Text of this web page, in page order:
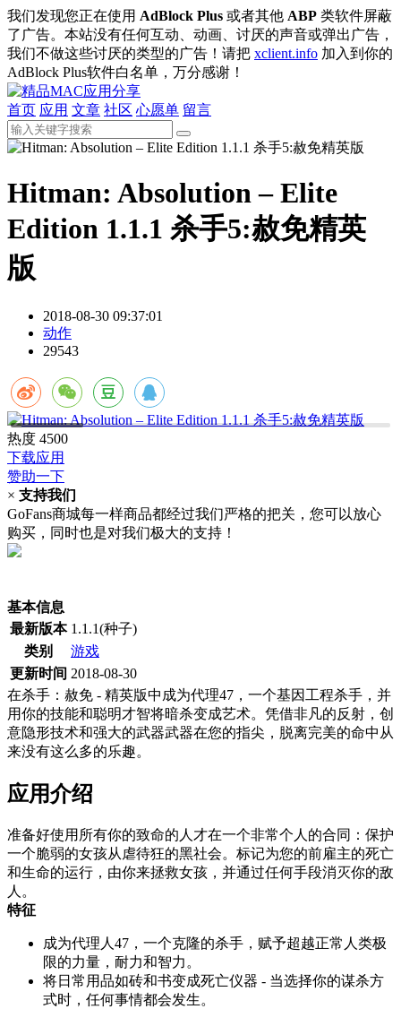
我们发现您正在使用 AdBlock Plus 或者其他 ABP 类软件屏蔽
了广告。本站没有任何互动、动画、讨厌的声音或弹出广告，
我们不做这些讨厌的类型的广告！请把 xclient.info 加入到你的
AdBlock Plus软件白名单，万分感谢！
首页 应用 文章 社区 心愿单 留言
Hitman: Absolution – Elite
Edition 1.1.1 杀手5:赦免精英
版
2018-08-30 09:37:01
动作
29543
热度 4500
下载应用
赞助一下
× 支持我们
GoFans商城每一样商品都经过我们严格的把关，您可以放心
购买，同时也是对我们极大的支持！
基本信息
最新版本 1.1.1(种子)
类别
游戏
更新时间 2018-08-30
在杀手：赦免 - 精英版中成为代理47，一个基因工程杀手，并
用你的技能和聪明才智将暗杀变成艺术。凭借非凡的反射，创
意隐形技术和强大的武器武器在您的指尖，脱离完美的命中从
来没有这么多的乐趣。
应用介绍
准备好使用所有你的致命的人才在一个非常个人的合同：保护
一个脆弱的女孩从虐待狂的黑社会。标记为您的前雇主的死亡
和生命的运行，由你来拯救女孩，并通过任何手段消灭你的敌
人。
特征
成为代理人47，一个克隆的杀手，赋予超越正常人类极
限的力量，耐力和智力。
将日常用品如砖和书变成死亡仪器 - 当选择你的谋杀方
式时，任何事情都会发生。